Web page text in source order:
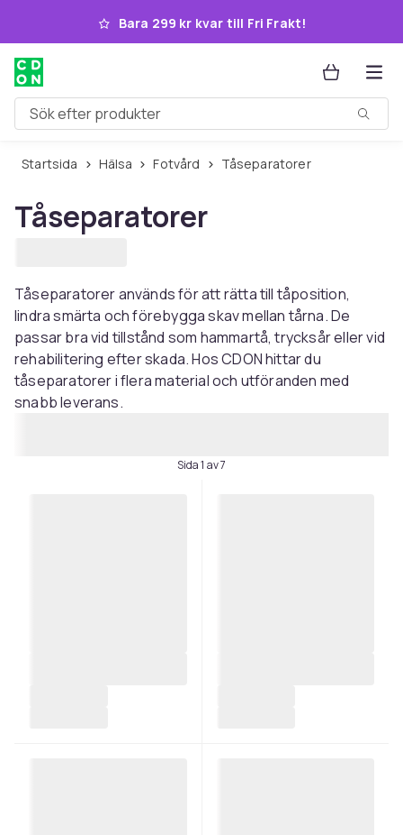
Hoppa till huvudinnehållet
Bara 299 kr kvar till Fri Frakt!
Sök efter produkter
Startsida Hälsa Fotvård Tåseparatorer
Tåseparatorer
Tåseparatorer används för att rätta till tåposition,
lindra smärta och förebygga skav mellan tårna. De
passar bra vid tillstånd som hammartå, trycksår eller vid
rehabilitering efter skada. Hos CDON hittar du
tåseparatorer i flera material och utföranden med
snabb leverans.
Sida 1 av 7